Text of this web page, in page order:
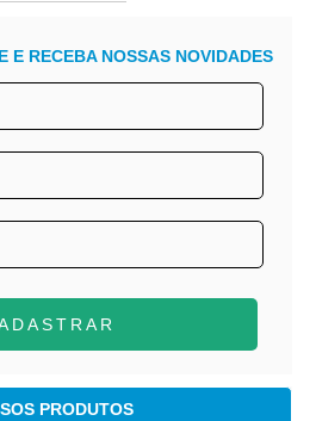
E RECEBA NOSSAS NOVIDADES
PRODUTOS